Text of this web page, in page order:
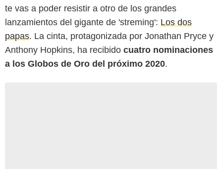
te vas a poder resistir a otro de los grandes
lanzamientos del gigante de 'streming': Los dos
papas. La cinta, protagonizada por Jonathan Pryce y
Anthony Hopkins, ha recibido cuatro nominaciones
a los Globos de Oro del próximo 2020.